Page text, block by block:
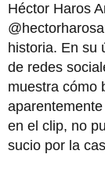
Héctor Haros
historia. En su
de redes
muestra cómo
en el clip, no
sucio por la